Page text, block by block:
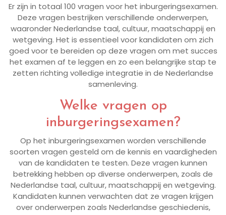
Er zijn in totaal 100 vragen voor het inburgeringsexamen.
Deze vragen bestrijken verschillende onderwerpen,
waaronder Nederlandse taal, cultuur, maatschappij en
wetgeving. Het is essentieel voor kandidaten om zich
goed voor te bereiden op deze vragen om met succes
het examen af te leggen en zo een belangrijke stap te
zetten richting volledige integratie in de Nederlandse
samenleving.
Welke vragen op
inburgeringsexamen?
Op het inburgeringsexamen worden verschillende
soorten vragen gesteld om de kennis en vaardigheden
van de kandidaten te testen. Deze vragen kunnen
betrekking hebben op diverse onderwerpen, zoals de
Nederlandse taal, cultuur, maatschappij en wetgeving.
Kandidaten kunnen verwachten dat ze vragen krijgen
over onderwerpen zoals Nederlandse geschiedenis,